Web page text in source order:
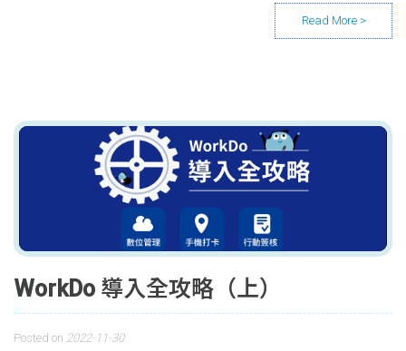
WorkDo 導入全攻略（上）
Posted on 2022-11-30